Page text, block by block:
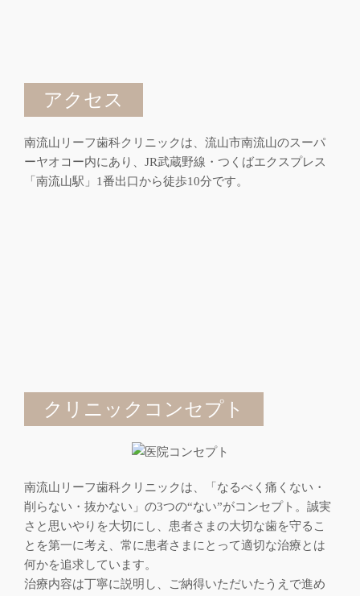
アクセス
南流山リーフ歯科クリニックは、流山市南流山のスーパ
ーヤオコー内にあり、JR武蔵野線・つくばエクスプレス
「南流山駅」1番出口から徒歩10分です。
クリニックコンセプト
南流山リーフ歯科クリニックは、「なるべく痛くない・
削らない・抜かない」の3つの“ない”がコンセプト。誠実
さと思いやりを大切にし、患者さまの大切な歯を守るこ
とを第一に考え、常に患者さまにとって適切な治療とは
何かを追求しています。
治療内容は丁寧に説明し、ご納得いただいたうえで進め